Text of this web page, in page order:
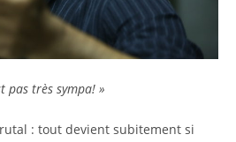
pas très sympa! »
: tout devient subitement si